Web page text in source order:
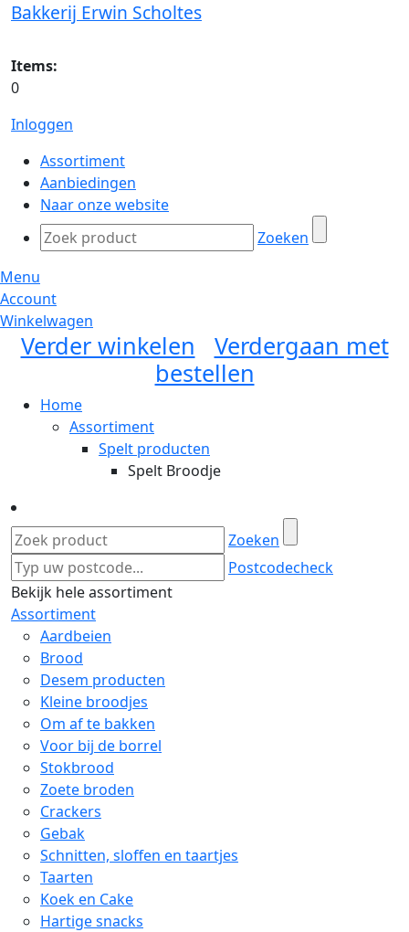
Bakkerij Erwin Scholtes
Items:
0
Inloggen
Assortiment
Aanbiedingen
Naar onze website
Zoeken
Menu
Account
Winkelwagen
Verder winkelen
Verdergaan met
bestellen
Home
Assortiment
Spelt producten
Spelt Broodje
Zoeken
Postcodecheck
Bekijk hele assortiment
Assortiment
Aardbeien
Brood
Desem producten
Kleine broodjes
Om af te bakken
Voor bij de borrel
Stokbrood
Zoete broden
Crackers
Gebak
Schnitten, sloffen en taartjes
Taarten
Koek en Cake
Hartige snacks